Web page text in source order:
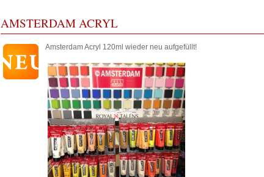
AMSTERDAM ACRYL
Amsterdam Acryl 120ml wieder neu aufgefüllt!